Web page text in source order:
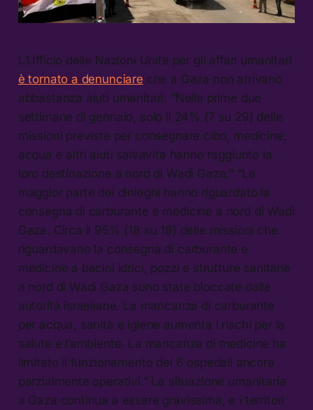
L’Ufficio delle Nazioni Unite per gli affari umanitari
è tornato a denunciare che a Gaza non arrivano
abbastanza aiuti umanitari: “Nelle prime due
settimane di gennaio, solo il 24% (7 su 29) delle
missioni previste per consegnare cibo, medicine,
acqua e altri aiuti salvavita hanno raggiunto la
loro destinazione a nord di Wadi Gaza.” “La
maggior parte dei dinieghi hanno riguardato la
consegna di carburante e medicine a nord di Wadi
Gaza. Circa il 95% (18 su 19) delle missioni che
riguardavano la consegna di carburante e
medicine a bacini idrici, pozzi e strutture sanitarie
a nord di Wadi Gaza sono state bloccate dalle
autorità israeliane. La mancanza di carburante
per acqua, sanità e igiene aumenta i rischi per la
salute e l’ambiente. La mancanza di medicine ha
limitato il funzionamento dei 6 ospedali ancora
parzialmente operativi.” La situazione umanitaria
a Gaza continua a essere gravissima, e i territori